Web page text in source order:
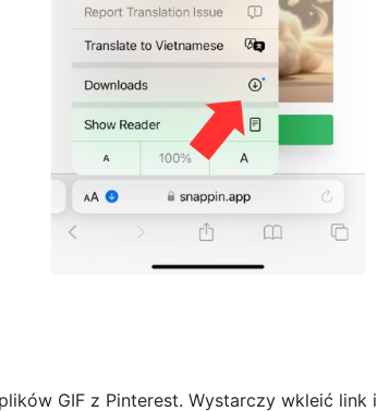
GIF z Pinterest. Wystarczy wkleić link i